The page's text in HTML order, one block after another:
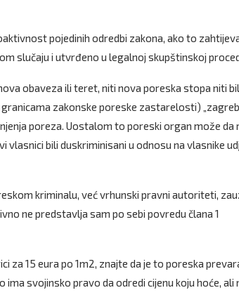
pojedinih odredbi zakona, ako to
slučaju i utvrđeno u legalnoj skupštinskoj
obaveza ili teret, niti nova poreska stopa niti
zakonske poreske zastarelosti)
poreza. Uostalom to poreski organ može da
bili duskriminisani u odnosu na vlasnike
kriminalu, već vrhunski pravni autoriteti,
ne predstavlja sam po sebi povredu člana 1
za 15 eura po 1m2, znajte da je to poreska
svojinsko pravo da odredi cijenu koju hoće, ali